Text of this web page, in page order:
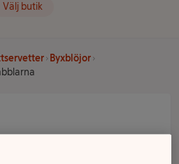
Välj butik
Byxblöjor